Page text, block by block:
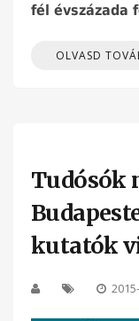
fél évszázada
OLVASD
Tudósók
kutatók